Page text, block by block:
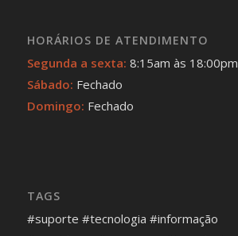
HORÁRIOS DE ATENDIMENTO
Segunda a sexta: 8:15am às 18:00pm
Sábado: Fechado
Domingo: Fechado
TAGS
#suporte #tecnologia #informação